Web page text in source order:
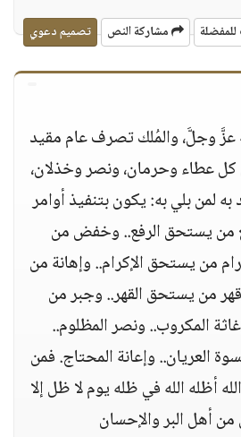
مشاركة النص تصميم دعوي
عزَّ وجلَّ، والمُلك تصرف عام مقيد
كل عطاء وحرمان، ونصر وخذلان،
لمن بلي به: يكون بتنفيذ أوامر
من يستحق الرفع.. وخفض من
من يستحق الإكرام.. وإهانة من
من يستحق القهر.. وجبر من
المكروب.. ونصر المظلوم..
العريان.. وإعانة المحتاج. فمن
أظله الله في ظله يوم لا ظل إلا
أهل البر والإحسان